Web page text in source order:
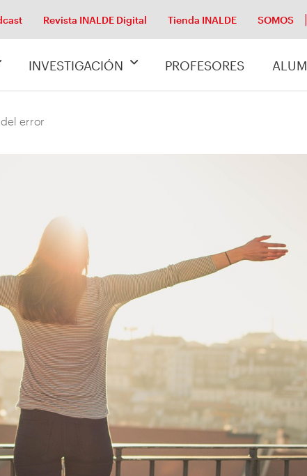
Revista INALDE Digital Tienda INALDE SOMOS
INVESTIGACIÓN PROFESORES
error